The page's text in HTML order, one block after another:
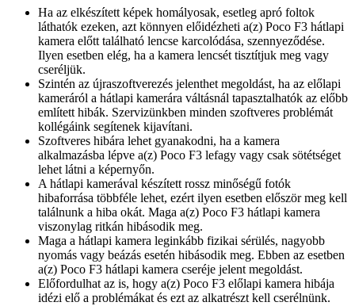
Ha az elkészített képek homályosak, esetleg apró foltok
láthatók ezeken, azt könnyen előidézheti a(z) Poco F3 hátlapi
kamera előtt található lencse karcolódása, szennyeződése.
Ilyen esetben elég, ha a kamera lencsét tisztítjuk meg vagy
cseréljük.
Szintén az újraszoftverezés jelenthet megoldást, ha az előlapi
kameráról a hátlapi kamerára váltásnál tapasztalhatók az előbb
említett hibák. Szervizünkben minden szoftveres problémát
kollégáink segítenek kijavítani.
Szoftveres hibára lehet gyanakodni, ha a kamera
alkalmazásba lépve a(z) Poco F3 lefagy vagy csak sötétséget
lehet látni a képernyőn.
A hátlapi kamerával készített rossz minőségű fotók
hibaforrása többféle lehet, ezért ilyen esetben először meg kell
találnunk a hiba okát. Maga a(z) Poco F3 hátlapi kamera
viszonylag ritkán hibásodik meg.
Maga a hátlapi kamera leginkább fizikai sérülés, nagyobb
nyomás vagy beázás esetén hibásodik meg. Ebben az esetben
a(z) Poco F3 hátlapi kamera cseréje jelent megoldást.
Előfordulhat az is, hogy a(z) Poco F3 előlapi kamera hibája
idézi elő a problémákat és ezt az alkatrészt kell cserélnünk.